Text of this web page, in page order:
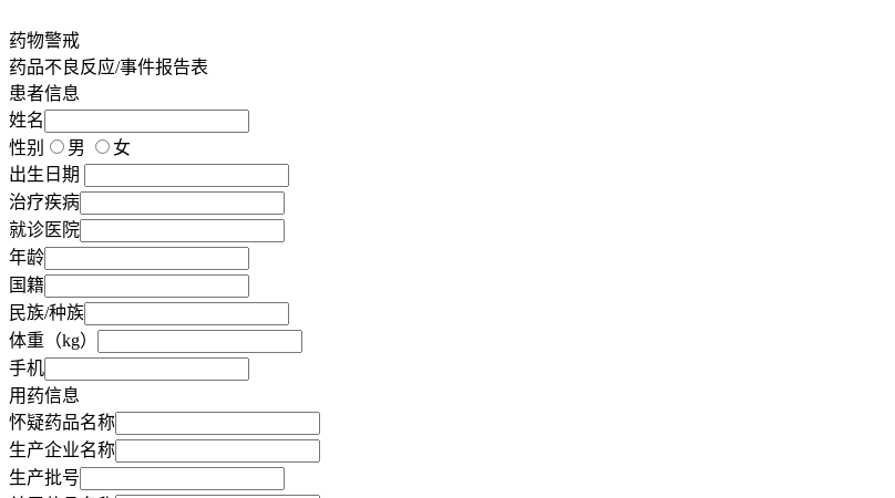
药物警戒
药品不良反应/事件报告表
患者信息
姓名
性别
男
女
出生日期
治疗疾病
就诊医院
年龄
国籍
民族/种族
体重（kg）
手机
用药信息
怀疑药品名称
生产企业名称
生产批号